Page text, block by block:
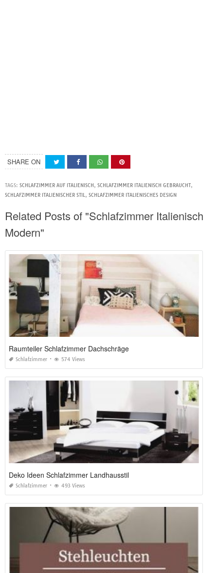
SHARE ON
TAGS: SCHLAFZIMMER AUF ITALIENISCH, SCHLAFZIMMER ITALIENISCH GEBRAUCHT,
SCHLAFZIMMER ITALIENISCHER STIL, SCHLAFZIMMER ITALIENISCHES DESIGN
Related Posts of "Schlafzimmer Italienisch
Modern"
Raumteiler Schlafzimmer Dachschräge
Schlafzimmer 574 Views
Deko Ideen Schlafzimmer Landhausstil
Schlafzimmer 493 Views